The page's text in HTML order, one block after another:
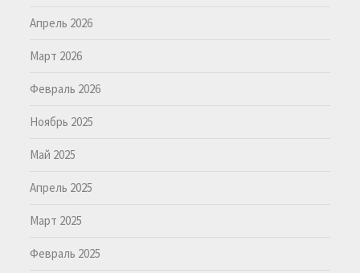
Апрель 2026
Март 2026
Февраль 2026
Ноябрь 2025
Май 2025
Апрель 2025
Март 2025
Февраль 2025